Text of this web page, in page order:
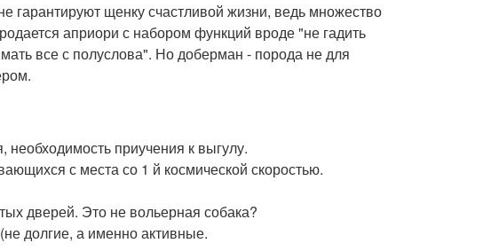
гарантируют щенку счастливой жизни, ведь множество
априори с набором функций вроде "не гадить
все с полуслова". Но доберман - порода не для
приучения к выгулу.
с места со 1 й космической скоростью.
дверей. Это не вольерная собака?
долгие, а именно активные.